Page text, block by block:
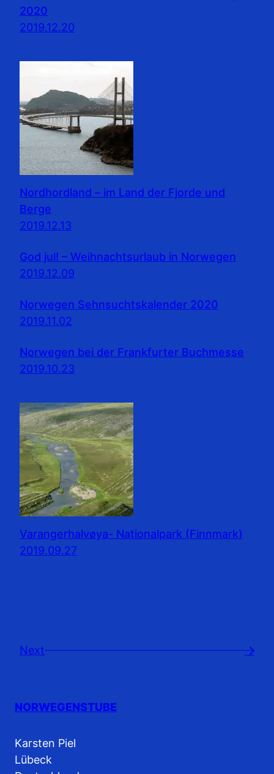
2020
2019.12.20
Nordhordland – im Land der Fjorde und
Berge
2019.12.13
God jul! – Weihnachtsurlaub in Norwegen
2019.12.09
Norwegen Sehnsuchtskalender 2020
2019.11.02
Norwegen bei der Frankfurter Buchmesse
2019.10.23
Varangerhalvøya- Nationalpark (Finnmark)
2019.09.27
Next →
NORWEGENSTUBE
Karsten Piel
Lübeck